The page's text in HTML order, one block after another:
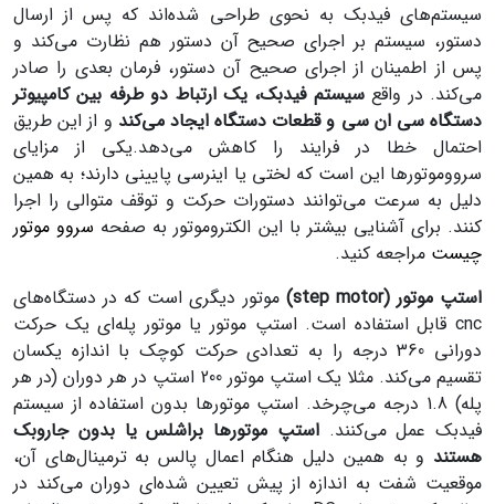
سیستم‌های فیدبک به نحوی طراحی شده‌اند که پس از ارسال
دستور، سیستم بر اجرای صحیح آن دستور هم نظارت می‌کند و
پس از اطمینان از اجرای صحیح آن دستور، فرمان بعدی را صادر
می‌کند. در واقعسیستم فیدبک، یک ارتباط دو طرفه بین کامپیوتر
دستگاه سی ان سی و قطعات دستگاه ایجاد می‌کند و از این طریق
احتمال خطا در فرایند را کاهش می‌دهد.یکی از مزایای
سرووموتورها این است که لختی یا اینرسی پایینی دارند؛ به همین
دلیل به سرعت می‌توانند دستورات حرکت و توقف متوالی را اجرا
کنند. برای آشنایی بیشتر با این الکتروموتور به صفحه سروو موتور
چیست مراجعه کنید.
استپ موتور (step motor)
موتور دیگری است که در دستگاه‌های
cnc قابل استفاده است. استپ موتور یا موتور پله‌ای یک حرکت
دورانی 360 درجه را به تعدادی حرکت کوچک با اندازه یکسان
تقسیم می‌کند. مثلا یک استپ موتور 200 استپ در هر دوران (در هر
پله) 1.8 درجه می‌چرخد. استپ موتورها بدون استفاده از سیستم
فیدبک عمل می‌کنند.استپ موتورها براشلس یا بدون جاروبک
هستند و به همین دلیل هنگام اعمال پالس به ترمینال‌های آن،
موقعیت شفت به اندازه از پیش تعیین شده‌ای دوران می‌کند در